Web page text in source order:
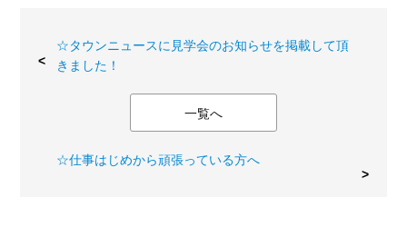
☆タウンニュースに見学会のお知らせを掲載して頂
きました！
一覧へ
☆仕事はじめから頑張っている方へ